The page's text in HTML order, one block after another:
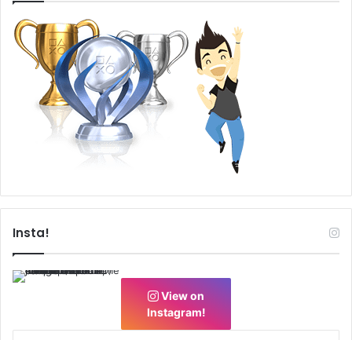
Insta!
View on
Instagram!